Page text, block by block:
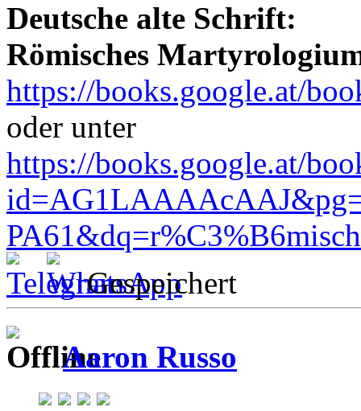
Deutsche alte Schrift:
Römisches
https://books.google.at/
oder unter
https://books.google.at/
Gespeichert
Aaron Russo